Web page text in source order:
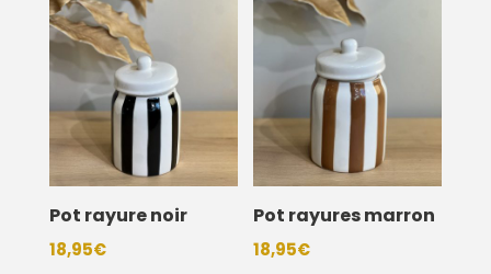
Pot rayure noir
18,95€
Pot rayures marron
18,95€